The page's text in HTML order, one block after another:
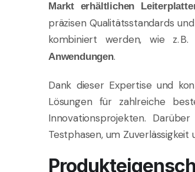
Markt erhältlichen
präzisen Qualitätsstandards
kombiniert werden, wie z. B.
Anwendungen.
Dank dieser Expertise und
Lösungen für zahlreiche
Innovationsprojekten.
Testphasen, um